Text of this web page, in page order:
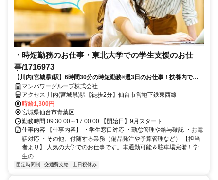
・時短勤務のお仕事・東北大学での学生支援のお仕
事/1716973
【川内(宮城県)駅】6時間30分の時短勤務×週3日のお仕事！扶養内で勤
務されたい方必見のお仕事です。残業もなく無理なく続けられるお仕事
です♪
マンパワーグループ株式会社
アクセス 川内(宮城県)駅【徒歩2分】仙台市営地下鉄東西線
時給1,300円
宮城県仙台市青葉区
勤務時間 09:30:00～17:00:00 【開始日】9月スタート
仕事内容 【仕事内容】 ・学生窓口対応 ・勤怠管理や給与確認 ・お電
話対応 ・その他、付随する業務（備品発注や予算管理など） 【担当
者より】 人気の大学でのお仕事です。車通勤可能＆駐車場完備！学
生の...
固定時間制 交通費支給 土日祝休み